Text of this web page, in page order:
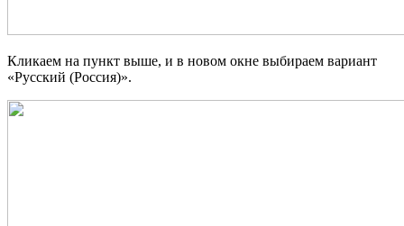
Кликаем на пункт выше, и в новом окне выбираем вариант
«Русский (Россия)».